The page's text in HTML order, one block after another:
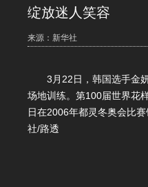
绽放迷人笑容
来源：新华社
3月22日，韩国选手金妍
场地训练。第100届世界花
日在2006年都灵冬奥会比
社/路透